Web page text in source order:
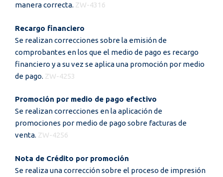
manera correcta. ZW-4316
Recargo financiero
Se realizan correcciones sobre la emisión de
comprobantes en los que el medio de pago es recargo
financiero y a su vez se aplica una promoción por medio
de pago. ZW-4253
Promoción por medio de pago efectivo
Se realizan correcciones en la aplicación de
promociones por medio de pago sobre facturas de
venta. ZW-4256
Nota de Crédito por promoción
Se realiza una corrección sobre el proceso de impresión